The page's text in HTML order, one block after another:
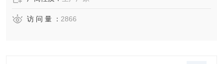
访 问 量 ： 2866